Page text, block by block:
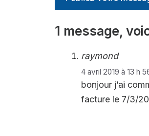
1 message,
raymond
4 avril 2019 à 13 h
bonjour j’ai
facture le 7/3/